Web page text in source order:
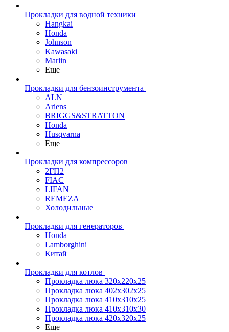
Прокладки для водной техники
Hangkai
Honda
Johnson
Kawasaki
Marlin
Еще
Прокладки для бензоинструмента
ALN
Ariens
BRIGGS&STRATTON
Honda
Husqvarna
Еще
Прокладки для компрессоров
2ГП2
FIAC
LIFAN
REMEZA
Холодильные
Прокладки для генераторов
Honda
Lamborghini
Китай
Прокладки для котлов
Прокладка люка 320x220x25
Прокладка люка 402x302x25
Прокладка люка 410x310x25
Прокладка люка 410х310х30
Прокладка люка 420x320x25
Еще